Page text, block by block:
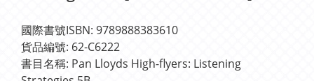
國際書號ISBN: 9789888383610
貨品編號: 62-C6222
書目名稱: Pan Lloyds High-flyers: Listening